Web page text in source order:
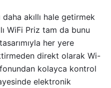
akıllı hale getirmek
WiFi Priz tam da bunu
her yere
direkt olarak Wi-
kolayca kontrol
elektronik